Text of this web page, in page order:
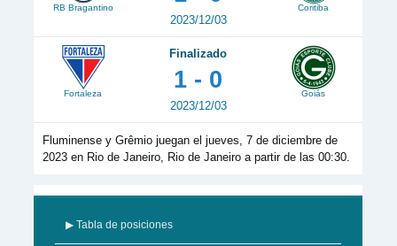
RB Bragantino
2023/12/03
Coritiba
Fortaleza
Finalizado
1 - 0
2023/12/03
Goiás
Fluminense y Grêmio juegan el jueves, 7 de diciembre de
2023 en Rio de Janeiro, Rio de Janeiro a partir de las 00:30.
▶ Tabla de posiciones